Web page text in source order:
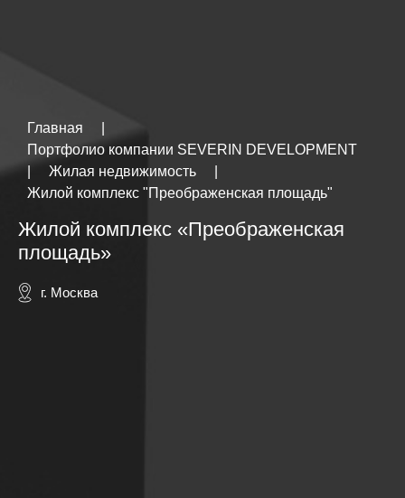
Главная
Портфолио компании SEVERIN DEVELOPMENT
Жилая недвижимость
Жилой комплекс "Преображенская площадь"
Жилой комплекс «Преображенская
площадь»
г. Москва